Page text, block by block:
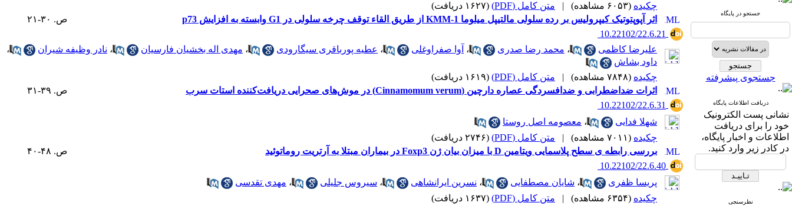
جستجو در پایگاه
جستجوی پیشرفته
دریافت اطلاعات پایگاه
نشانی پست الکترونیک
خود را برای دریافت
اطلاعات و اخبار پایگاه،
در کادر زیر وارد کنید.
نظرسنجی
چکیده (۶۰۵۳ مشاهده) | متن کامل (PDF)
(۱۶۲۷ دریافت)
اثر آپوپتوتیک کیپرولیس بر رده سلولی مالتیپل میلوما KMM-1 از طریق القاء توقف چرخه سلولی در G1 وابسته به افزایش p73
ص. ۳۰-۲۱
‎ 10.22102/22.6.21
علیرضا کاظمی
، محمد رضا صدری ، آوا صفراوغلی ، عطیه پورباقری سیگارودی ، مهدی اله بخشیان فارسیان ، نادر وظیفه شیران
،
داود بشاش
چکیده (۷۸۴۸ مشاهده) | متن کامل (PDF)
(۱۶۱۹ دریافت)
اثرات ضداضطرابی و ضدافسردگی عصاره دارچین (Cinnamomum verum) در موش‌های صحرایی دریافت‌کننده استات سرب
ص. ۳۹-۳۱
‎ 10.22102/22.6.31
شهلا فدایی
، معصومه اصل روستا
چکیده (۷۰۱۱ مشاهده) | متن کامل (PDF)
(۲۷۴۶ دریافت)
بررسی رابطه ی سطح پلاسمایی ویتامین D با میزان بیان ژن Foxp3 در بیماران مبتلا به آرتریت روماتوئید
ص. ۴۸-۴۰
‎ 10.22102/22.6.40
پریسا ظفری
، شایان مصطفایی ، نسرین ایرانشاهی ، سیروس جلیلی ، مهدی تقدسی
چکیده (۶۳۵۴ مشاهده) | متن کامل (PDF)
(۱۶۳۷ دریافت)